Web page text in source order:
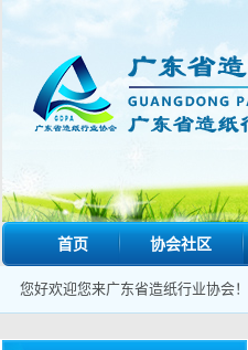
首页 协会社区
您好欢迎您来广东省造纸行业协会！